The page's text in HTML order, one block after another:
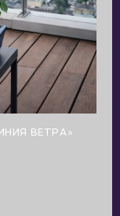
ВЕТРА»